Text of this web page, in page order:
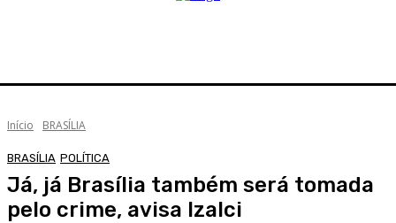
Início BRASÍLIA
BRASÍLIA POLÍTICA
Já, já Brasília também será tomada
pelo crime, avisa Izalci